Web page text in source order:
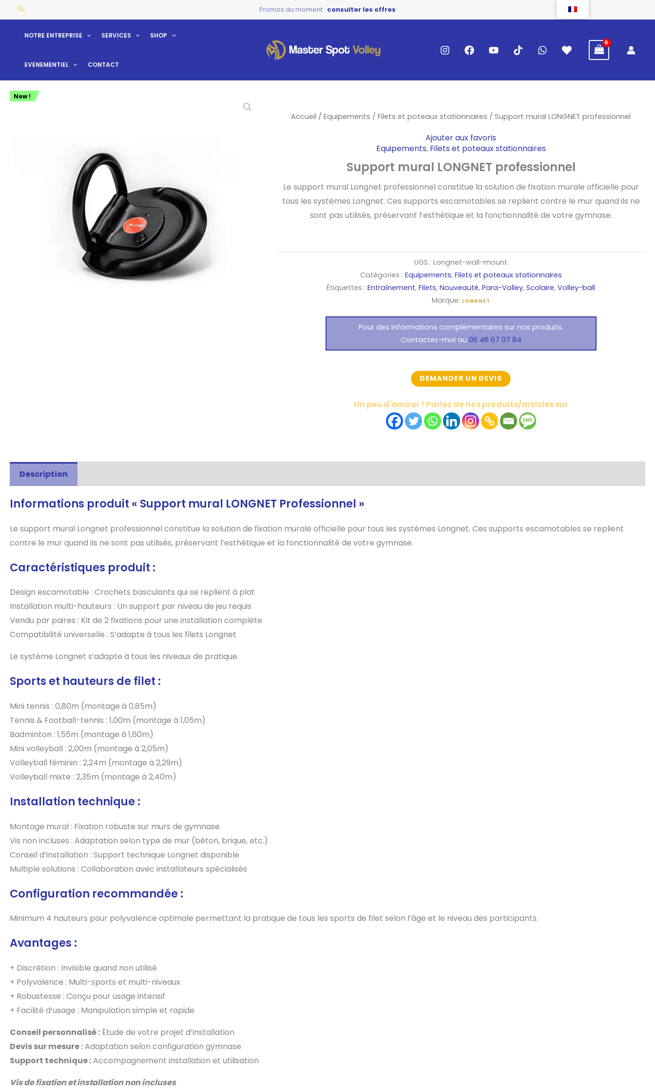
au
contenu
Rechercher Promos du moment : consulter les offres
NOTRE ENTREPRISE SERVICES SHOP
EVENEMENTIEL CONTACT
New !
Accueil /Equipements /Filets et poteaux stationnaires / Support mural LONGNET professionnel
Ajouter aux favoris
Equipements, Filets et poteaux stationnaires
Support mural LONGNET professionnel
Le support mural Longnet professionnel constitue la solution de fixation murale officielle pour
tous les systèmes Longnet. Ces supports escamotables se replient contre le mur quand ils ne
sont pas utilisés, préservant l’esthétique et la fonctionnalité de votre gymnase.
UGS :Longnet-wall-mount
Catégories : Equipements, Filets et poteaux stationnaires
Étiquettes :Entraînement,Filets,Nouveauté,Para-Volley,Scolaire,Volley-ball
Marque: LONGNET
Pour des informations complémentaires sur nos produits.
Contactez-moi au 06 46 67 07 84
DEMANDER UN DEVIS
Un peu d'amour ! Parlez de nos produits/articles sur
Description
Informations produit « Support mural LONGNET Professionnel »
Le support mural Longnet professionnel constitue la solution de fixation murale officielle pour tous les systèmes Longnet. Ces supports escamotables se replient
contre le mur quand ils ne sont pas utilisés, préservant l’esthétique et la fonctionnalité de votre gymnase.
Caractéristiques produit :
Design escamotable : Crochets basculants qui se replient à plat
Installation multi-hauteurs : Un support par niveau de jeu requis
Vendu par paires : Kit de 2 fixations pour une installation complète
Compatibilité universelle : S’adapte à tous les filets Longnet
Le système Longnet s’adapte à tous les niveaux de pratique.
Sports et hauteurs de filet :
Mini tennis : 0,80m (montage à 0,85m)
Tennis & Football-tennis : 1,00m (montage à 1,05m)
Badminton : 1,55m (montage à 1,60m)
Mini volleyball : 2,00m (montage à 2,05m)
Volleyball féminin : 2,24m (montage à 2,29m)
Volleyball mixte : 2,35m (montage à 2,40m)
Installation technique :
Montage mural : Fixation robuste sur murs de gymnase
Vis non incluses : Adaptation selon type de mur (béton, brique, etc.)
Conseil d’installation : Support technique Longnet disponible
Multiple solutions : Collaboration avec installateurs spécialisés
Configuration recommandée :
Minimum 4 hauteurs pour polyvalence optimale permettant la pratique de tous les sports de filet selon l’âge et le niveau des participants.
Avantages :
+ Discrétion : Invisible quand non utilisé
+ Polyvalence : Multi-sports et multi-niveaux
+ Robustesse : Conçu pour usage intensif
+ Facilité d’usage : Manipulation simple et rapide
Conseil personnalisé : Étude de votre projet d’installation
Devis sur mesure :Adaptation selon configuration gymnase
Support technique :Accompagnement installation et utilisation
Vis de fixation et installation non incluses